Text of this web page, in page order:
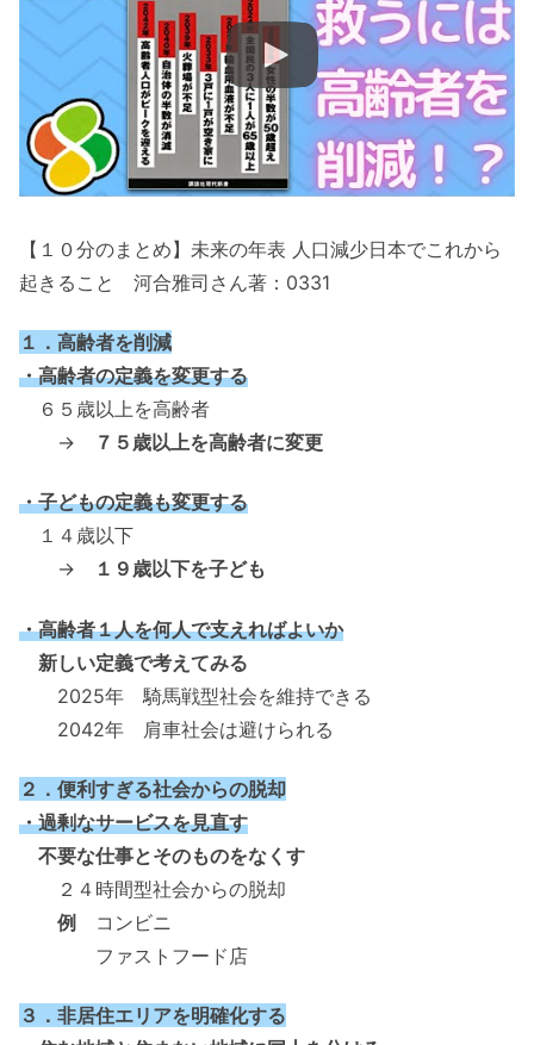
【１０分のまとめ】未来の年表 人口減少日本でこれから
起きること 河合雅司さん著：0331
１．高齢者を削減
・高齢者の定義を変更する
６５歳以上を高齢者
→
７５歳以上を高齢者に変更
・子どもの定義も変更する
１４歳以下
→
１９歳以下を子ども
・高齢者１人を何人で支えればよいか
新しい定義で考えてみる
2025年 騎馬戦型社会を維持できる
2042年 肩車社会は避けられる
２．便利すぎる社会からの脱却
・過剰なサービスを見直す
不要な仕事とそのものをなくす
２４時間型社会からの脱却
例
コンビニ
ファストフード店
３．非居住エリアを明確化する